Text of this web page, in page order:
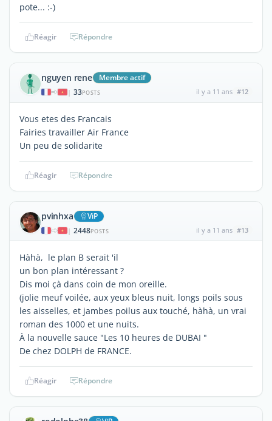
pote... :-)
Réagir Répondre
nguyen rene Membre actif
| 33POSTS il y a 11 ans #12
Vous etes des Francais
Fairies travailler Air France
Un peu de solidarite
Réagir Répondre
pvinhxa ViP
| 2448POSTS il y a 11 ans #13
Hàhà, le plan B serait 'il
un bon plan intéressant ?
Dis moi çà dans coin de mon oreille.
(jolie meuf voilée, aux yeux bleus nuit, longs poils sous
les aisselles, et jambes poilus aux touché, hàhà, un vrai
roman des 1000 et une nuits.
À la nouvelle sauce "Les 10 heures de DUBAI "
De chez DOLPH de FRANCE.
Réagir Répondre